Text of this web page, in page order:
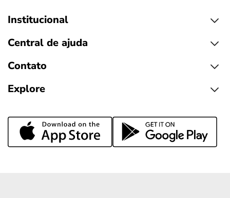
Institucional
Central de ajuda
Contato
Explore